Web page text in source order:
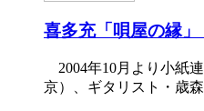
喜多充「唄屋の縁
2004年10月より小紙
京）、ギタリスト・歳